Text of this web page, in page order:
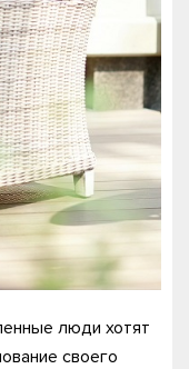
люди хотят
своего